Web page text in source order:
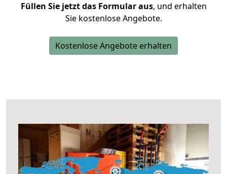
Füllen Sie jetzt das Formular aus, und erhalten
Sie kostenlose Angebote.
Kostenlose Angebote erhalten